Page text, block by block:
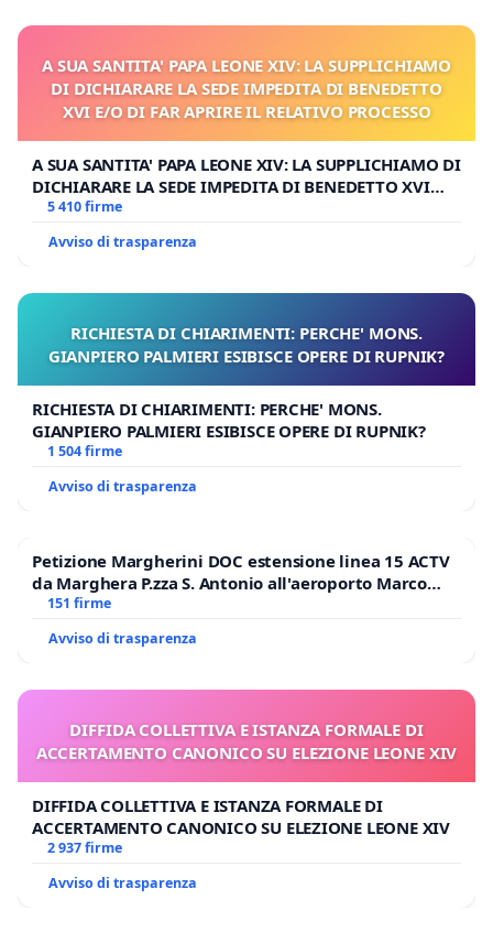
A SUA SANTITA' PAPA LEONE XIV: LA SUPPLICHIAMO
DI DICHIARARE LA SEDE IMPEDITA DI BENEDETTO
XVI E/O DI FAR APRIRE IL RELATIVO PROCESSO
A SUA SANTITA' PAPA LEONE XIV: LA SUPPLICHIAMO DI
DICHIARARE LA SEDE IMPEDITA DI BENEDETTO XVI
E/O DI FAR APRIRE IL RELATIVO PROCESSO
5 410 firme
Avviso di trasparenza
RICHIESTA DI CHIARIMENTI: PERCHE' MONS.
GIANPIERO PALMIERI ESIBISCE OPERE DI RUPNIK?
RICHIESTA DI CHIARIMENTI: PERCHE' MONS.
GIANPIERO PALMIERI ESIBISCE OPERE DI RUPNIK?
1 504 firme
Avviso di trasparenza
Petizione Margherini DOC estensione linea 15 ACTV
da Marghera P.zza S. Antonio all'aeroporto Marco
Polo tariffa a € 1,50
151 firme
Avviso di trasparenza
DIFFIDA COLLETTIVA E ISTANZA FORMALE DI
ACCERTAMENTO CANONICO SU ELEZIONE LEONE XIV
DIFFIDA COLLETTIVA E ISTANZA FORMALE DI
ACCERTAMENTO CANONICO SU ELEZIONE LEONE XIV
2 937 firme
Avviso di trasparenza